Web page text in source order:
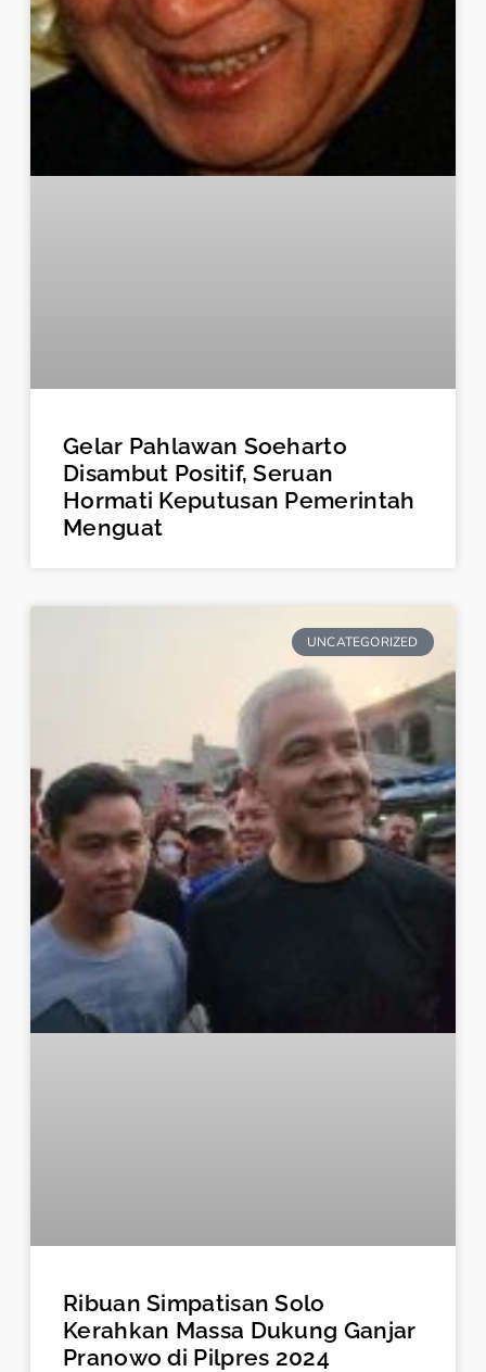
Gelar Pahlawan Soeharto
Disambut Positif, Seruan
Hormati Keputusan Pemerintah
Menguat
UNCATEGORIZED
Ribuan Simpatisan Solo
Kerahkan Massa Dukung Ganjar
Pranowo di Pilpres 2024